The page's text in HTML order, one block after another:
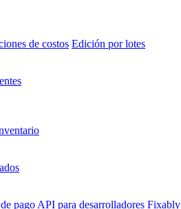
de costos Edición por lotes
pago API para desarrolladores Fixably